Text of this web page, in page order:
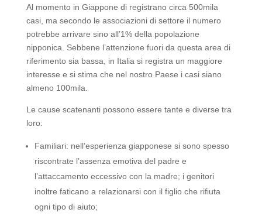
Al momento in Giappone di registrano circa 500mila
casi, ma secondo le associazioni di settore il numero
potrebbe arrivare sino all’1% della popolazione
nipponica. Sebbene l’attenzione fuori da questa area di
riferimento sia bassa, in Italia si registra un maggiore
interesse e si stima che nel nostro Paese i casi siano
almeno 100mila.
Le cause scatenanti possono essere tante e diverse tra
loro:
Familiari: nell’esperienza giapponese si sono spesso
riscontrate l’assenza emotiva del padre e
l’attaccamento eccessivo con la madre; i genitori
inoltre faticano a relazionarsi con il figlio che rifiuta
ogni tipo di aiuto;